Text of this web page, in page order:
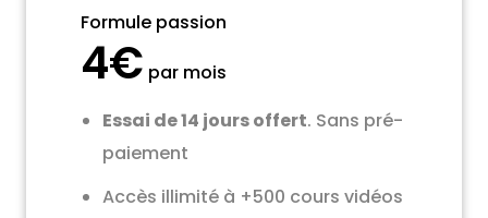
Formule passion
4€ par mois
Essai de 14 jours offert. Sans pré-
paiement
Accès illimité à +500 cours vidéos